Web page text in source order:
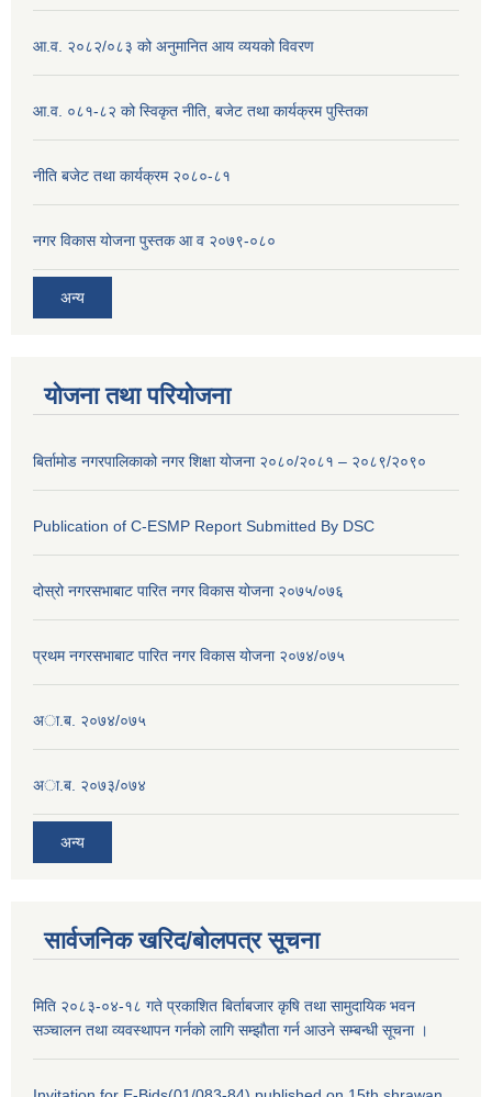
आ.व. २०८२/०८३ को अनुमानित आय व्ययको विवरण
आ.व. ०८१-८२ को स्विकृत नीति, बजेट तथा कार्यक्रम पुस्तिका
नीति बजेट तथा कार्यक्रम २०८०-८१
नगर विकास योजना पुस्तक आ व २०७९-०८०
अन्य
योजना तथा परियोजना
बिर्तामोड नगरपालिकाको नगर शिक्षा योजना २०८०/२०८१ – २०८९/२०९०
Publication of C-ESMP Report Submitted By DSC
दोस्रो नगरसभाबाट पारित नगर विकास योजना २०७५/०७६
प्रथम नगरसभाबाट पारित नगर विकास योजना २०७४/०७५
अा.ब. २०७४/०७५
अा.ब. २०७३/०७४
अन्य
सार्वजनिक खरिद/बोलपत्र सूचना
मिति २०८३-०४-१८ गते प्रकाशित बिर्ताबजार कृषि तथा सामुदायिक भवन
सञ्चालन तथा व्यवस्थापन गर्नको लागि सम्झौता गर्न आउने सम्बन्धी सूचना ।